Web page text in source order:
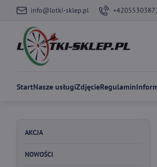
info@lotki-sklep.pl
StartNasze usługiZdjęcieRegulamin
AKCJA
NOWOŚCI